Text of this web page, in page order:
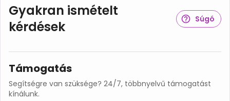
Gyakran ismételt
kérdések
Súgó
Támogatás
Segítségre van szüksége? 24/7, többnyelvű támogatást
kínálunk.